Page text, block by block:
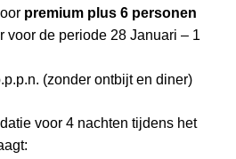
premium plus 6 personen
voor de periode 28 Januari – 1
(zonder ontbijt en diner)
voor 4 nachten tijdens het